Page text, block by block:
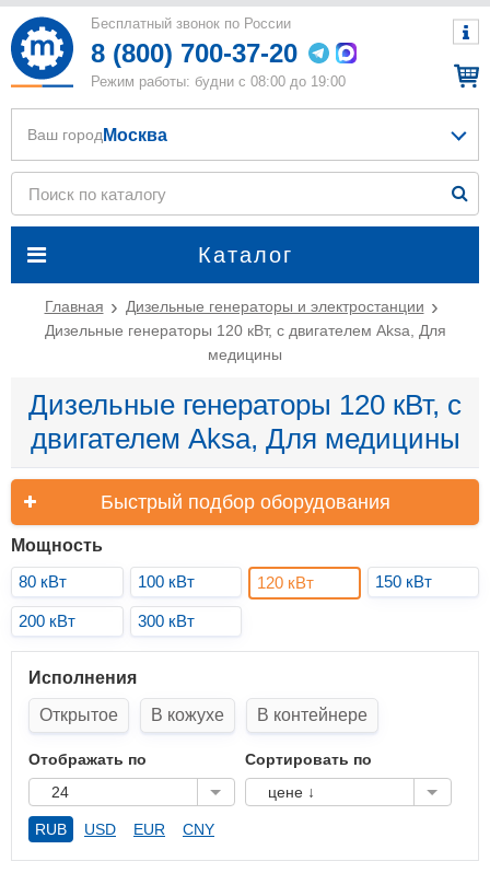
Бесплатный звонок по России
8 (800) 700-37-20
Режим работы: будни с 08:00 до 19:00
Каталог
Ваш город Москва
Главная
Дизельные генераторы и электростанции
Дизельные генераторы 120 кВт, с двигателем Aksa, Для
медицины
Дизельные генераторы 120 кВт, с
двигателем Aksa, Для медицины
Быстрый подбор оборудования
Мощность
80 кВт
100 кВт 120 кВт 150 кВт
200 кВт 300 кВт
Исполнения
Открытое
В кожухе В контейнере
Отображать по
24
Сортировать по
цене ↓
RUB USD EUR CNY